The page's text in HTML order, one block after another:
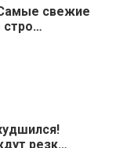
свежие
стро…
резк…